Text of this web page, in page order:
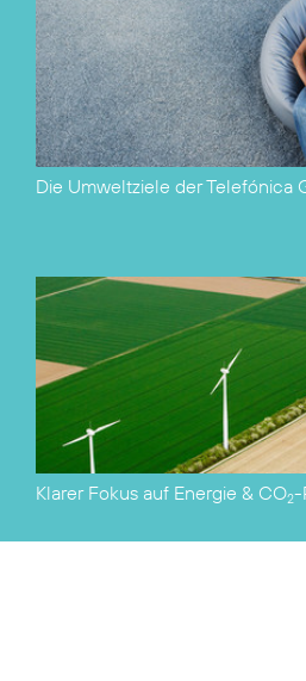
Die Umweltziele der Telefónica
Klarer Fokus auf Energie & CO2-